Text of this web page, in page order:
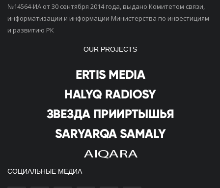
№14564-ИА от 30 сентября 2014 года, выдано Комитетом связи,
информатизации и информации Министерства по инвестициям
и развитию РК
OUR PROJECTS
СОЦИАЛЬНЫЕ МЕДИА